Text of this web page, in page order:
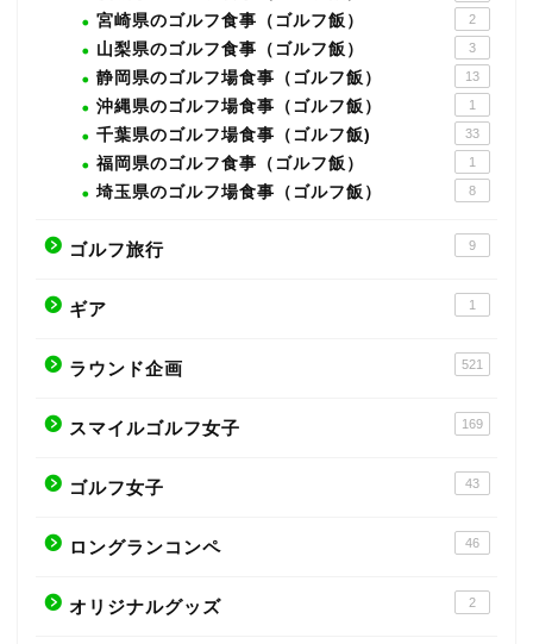
宮崎県のゴルフ食事（ゴルフ飯） 2
山梨県のゴルフ食事（ゴルフ飯） 3
静岡県のゴルフ場食事（ゴルフ飯） 13
沖縄県のゴルフ場食事（ゴルフ飯） 1
千葉県のゴルフ場食事（ゴルフ飯) 33
福岡県のゴルフ食事（ゴルフ飯） 1
埼玉県のゴルフ場食事（ゴルフ飯） 8
ゴルフ旅行 9
ギア 1
ラウンド企画 521
スマイルゴルフ女子 169
ゴルフ女子 43
ロングランコンペ 46
オリジナルグッズ 2